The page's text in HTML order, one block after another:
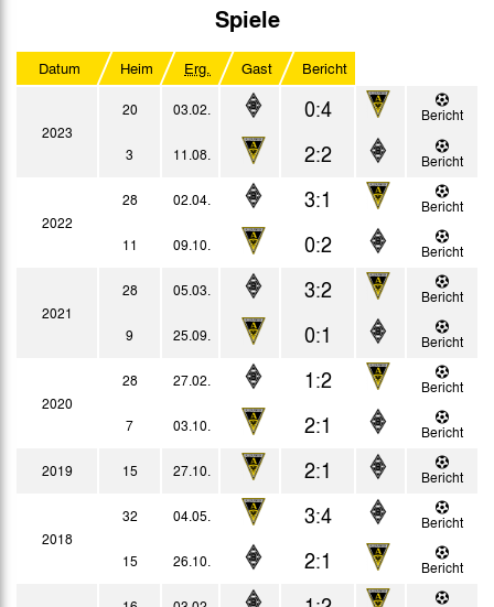
Spiele
Datum Heim Erg. Gast Bericht
2023
20 03.02. 0:4
Bericht
3
11.08. 2:2 Bericht
2022
28 02.04. 3:1
Bericht
11
09.10. 0:2 Bericht
2021
28 05.03. 3:2
Bericht
9
25.09. 0:1 Bericht
2020
28 27.02. 1:2
Bericht
7
03.10. 2:1
Bericht
2019
15 27.10. 2:1 Bericht
2018
32 04.05. 3:4
Bericht
15
26.10. 2:1 Bericht